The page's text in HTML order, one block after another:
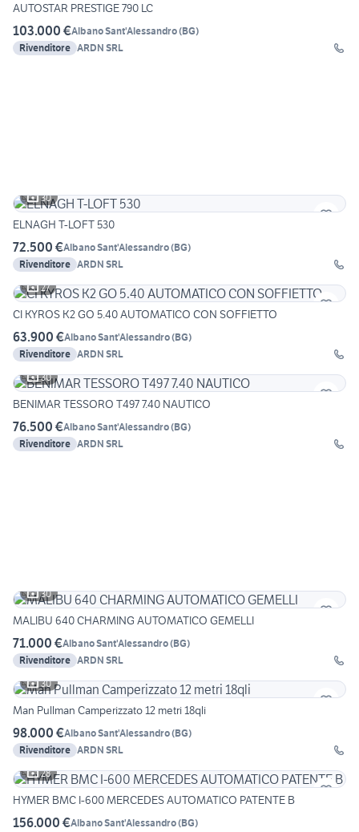
AUTOSTAR PRESTIGE 790 LC
103.000 €Albano Sant'Alessandro(BG)
Rivenditore ARDN SRL
30
ELNAGH T-LOFT 530
72.500 €Albano Sant'Alessandro(BG)
Rivenditore ARDN SRL
27
CI KYROS K2 GO 5.40 AUTOMATICO CON SOFFIETTO
63.900 €Albano Sant'Alessandro(BG)
Rivenditore ARDN SRL
30
BENIMAR TESSORO T497 7.40 NAUTICO
76.500 €Albano Sant'Alessandro(BG)
Rivenditore ARDN SRL
30
MALIBU 640 CHARMING AUTOMATICO GEMELLI
71.000 €Albano Sant'Alessandro(BG)
Rivenditore ARDN SRL
30
Man Pullman Camperizzato 12 metri 18qli
98.000 €Albano Sant'Alessandro(BG)
Rivenditore ARDN SRL
28
HYMER BMC I-600 MERCEDES AUTOMATICO PATENTE B
156.000 €Albano Sant'Alessandro(BG)